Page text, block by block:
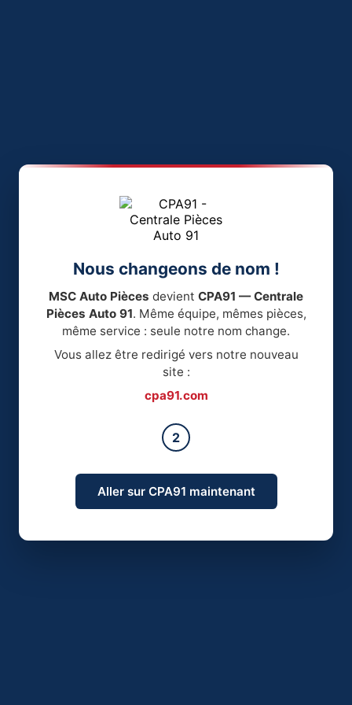
Nous changeons de nom !
MSC Auto Pièces devient CPA91 — Centrale
Pièces Auto 91. Même équipe, mêmes pièces,
même service : seule notre nom change.
Vous allez être redirigé vers notre nouveau
site :
cpa91.com
2
Aller sur CPA91 maintenant